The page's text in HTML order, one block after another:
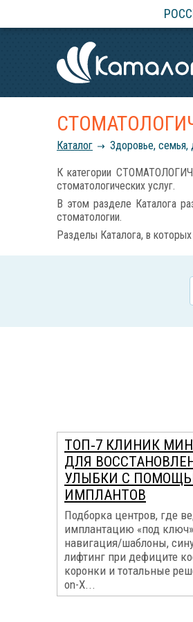
Каталог Здоровье, семья,
К категории
стоматологических услуг.
В этом разделе Каталога
стоматологии.
Разделы Каталога, в
ТОП‑7 КЛИНИК
ДЛЯ
УЛЫБКИ С
ИМПЛАНТОВ
Подборка центров, где
имплантацию «под
навигация/шаблоны,
лифтинг при дефиците
коронки и тотальные
on-X...